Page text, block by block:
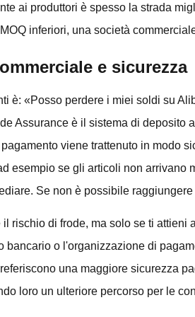
ai produttori è spesso la strada
inferiori, una società
e sicurezza
è: «Posso perdere i miei soldi su
Assurance è il sistema di deposito
viene trattenuto in modo
esempio se gli articoli non arrivano
Se non è possibile
rischio di frode, ma solo se ti attieni
bancario o l'organizzazione di
una maggiore sicurezza
loro un ulteriore percorso per le